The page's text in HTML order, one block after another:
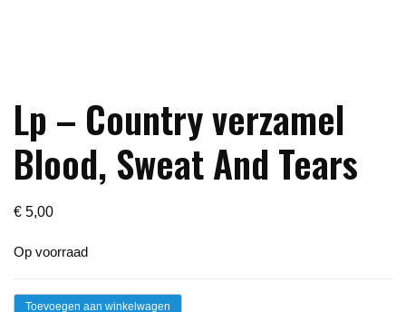
Lp – Country verzamel
Blood, Sweat And Tears
€ 5,00
Op voorraad
LpToevoegen aan winkelwagen